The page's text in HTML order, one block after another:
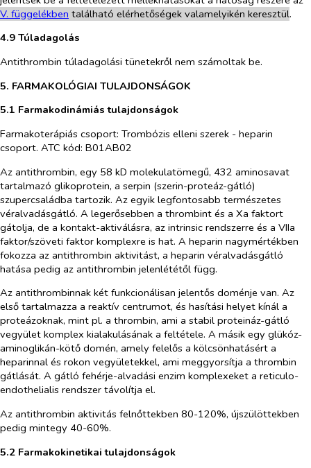
V. függelékben található elérhetőségek valamelyikén keresztül.
4.9 Túladagolás
Antithrombin túladagolási tünetekről nem számoltak be.
5. FARMAKOLÓGIAI TULAJDONSÁGOK
5.1 Farmakodinámiás tulajdonságok
Farmakoterápiás csoport: Trombózis elleni szerek - heparin
csoport. ATC kód: B01AB02
Az antithrombin, egy 58 kD molekulatömegű, 432 aminosavat
tartalmazó glikoprotein, a serpin (szerin-proteáz-gátló)
szupercsaládba tartozik. Az egyik legfontosabb természetes
véralvadásgátló. A legerősebben a thrombint és a Xa faktort
gátolja, de a kontakt-aktiválásra, az intrinsic rendszerre és a VIIa
faktor/szöveti faktor komplexre is hat. A heparin nagymértékben
fokozza az antithrombin aktivitást, a heparin véralvadásgátló
hatása pedig az antithrombin jelenlététől függ.
Az antithrombinnak két funkcionálisan jelentős doménje van. Az
első tartalmazza a reaktív centrumot, és hasítási helyet kínál a
proteázoknak, mint pl. a thrombin, ami a stabil proteináz-gátló
vegyület komplex kialakulásának a feltétele. A másik egy glükóz-
aminoglikán-kötő domén, amely felelős a kölcsönhatásért a
heparinnal és rokon vegyületekkel, ami meggyorsítja a thrombin
gátlását. A gátló fehérje-alvadási enzim komplexeket a reticulo-
endothelialis rendszer távolítja el.
Az antithrombin aktivitás felnőttekben 80-120%, újszülöttekben
pedig mintegy 40-60%.
5.2 Farmakokinetikai tulajdonságok